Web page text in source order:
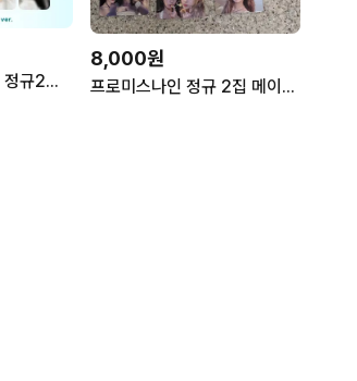
[판매] 프로미스나인 정규2집 퍼스트뮤직 대면팬싸 포카세트 개별가능
8,000원
프로미스나인 정규 2집 메이크스타 미공포 판매